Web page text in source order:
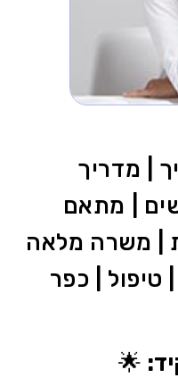
| מדריך
| מתאם
| משרה מלאה
טיפול | כפר
🌟